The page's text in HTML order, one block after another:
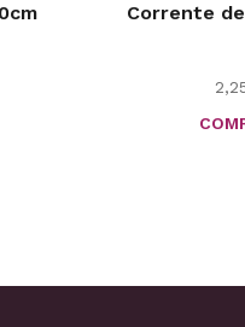
Corrente